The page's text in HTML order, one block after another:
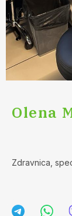
Olena
Zdravnica,